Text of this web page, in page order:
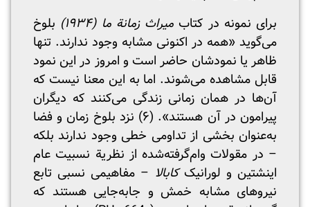
برای نمونه در کتاب میراث زمانة ما (۱۹۳۴)
بلوخ
می‌گوید «همه در اکنونی مشابه وجود ندارند. تنها
ظاهر یا نمودشان حاضر است و امروز در این نمود
قابل مشاهده می‌شوند. اما به این معنا نیست که
آن‌ها در همان زمانی زندگی می‌کنند که دیگران
پیرامون در آن هستند». (۶) نزد بلوخ زمان و فضا
به‌عنوان بخشی از تداومی خطی وجود ندارند بلکه
– در مقولات وام‌گرفته‌شده از نظریة نسبیت عام
اینشتین و لورانیککابالا – مفاهیمی نسبی تابع
نیروهای مشابه خمش و جابه‌جایی هستند که